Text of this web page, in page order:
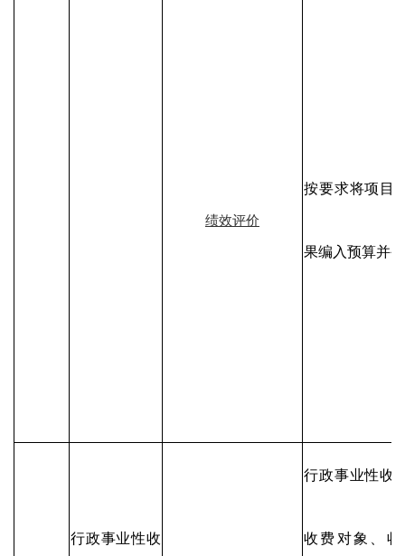
绩效评价
按要求将项目
果编入预算并
行政事业性收
行政事业性收
收费对象、